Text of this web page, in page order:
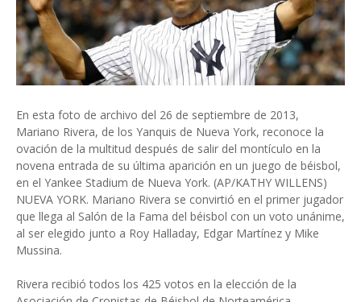
En esta foto de archivo del 26 de septiembre de 2013,
Mariano Rivera, de los Yanquis de Nueva York, reconoce la
ovación de la multitud después de salir del montículo en la
novena entrada de su última aparición en un juego de béisbol,
en el Yankee Stadium de Nueva York. (AP/KATHY WILLENS)
NUEVA YORK. Mariano Rivera se convirtió en el primer jugador
que llega al Salón de la Fama del béisbol con un voto unánime,
al ser elegido junto a Roy Halladay, Edgar Martínez y Mike
Mussina.
Rivera recibió todos los 425 votos en la elección de la